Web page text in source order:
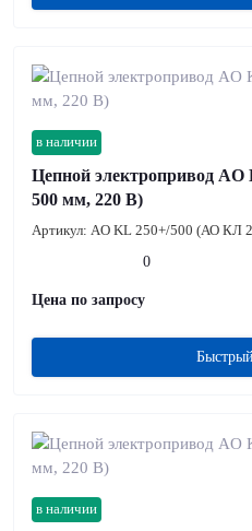
в наличии
Цепной электропривод AO
500 мм, 220 В)
Артикул: AO KL 250+/500 (АО КЛ
0
Цена по запросу
в наличии